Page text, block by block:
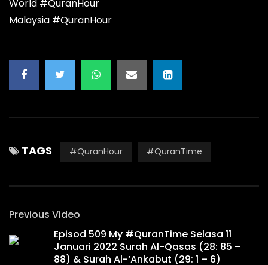
World #QuranHour
Malaysia #QuranHour
TAGS #QuranHour #QuranTime
Previous Video
Episod 509 My #QuranTime Selasa 11
Januari 2022 Surah Al-Qasas (28: 85 –
88) & Surah Al-‘Ankabut (29: 1 – 6)